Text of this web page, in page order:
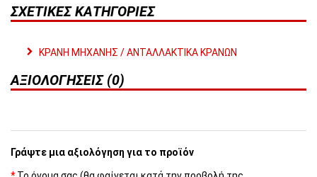
ΣΧΕΤΙΚΈΣ ΚΑΤΗΓΟΡΊΕΣ
ΚΡΑΝΗ ΜΗΧΑΝΗΣ / ΑΝΤΑΛΛΑΚΤΙΚΑ ΚΡΑΝΩΝ
ΑΞΙΟΛΟΓΉΣΕΙΣ (0)
Γράψτε μια αξιολόγηση για το προϊόν